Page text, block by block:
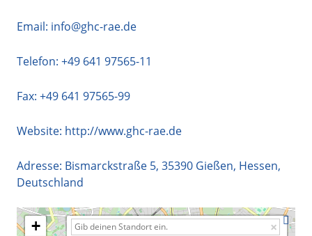
Email: info@ghc-rae.de
Telefon: +49 641 97565-11
Fax: +49 641 97565-99
Website: http://www.ghc-rae.de
Adresse: Bismarckstraße 5, 35390 Gießen, Hessen,
Deutschland
+